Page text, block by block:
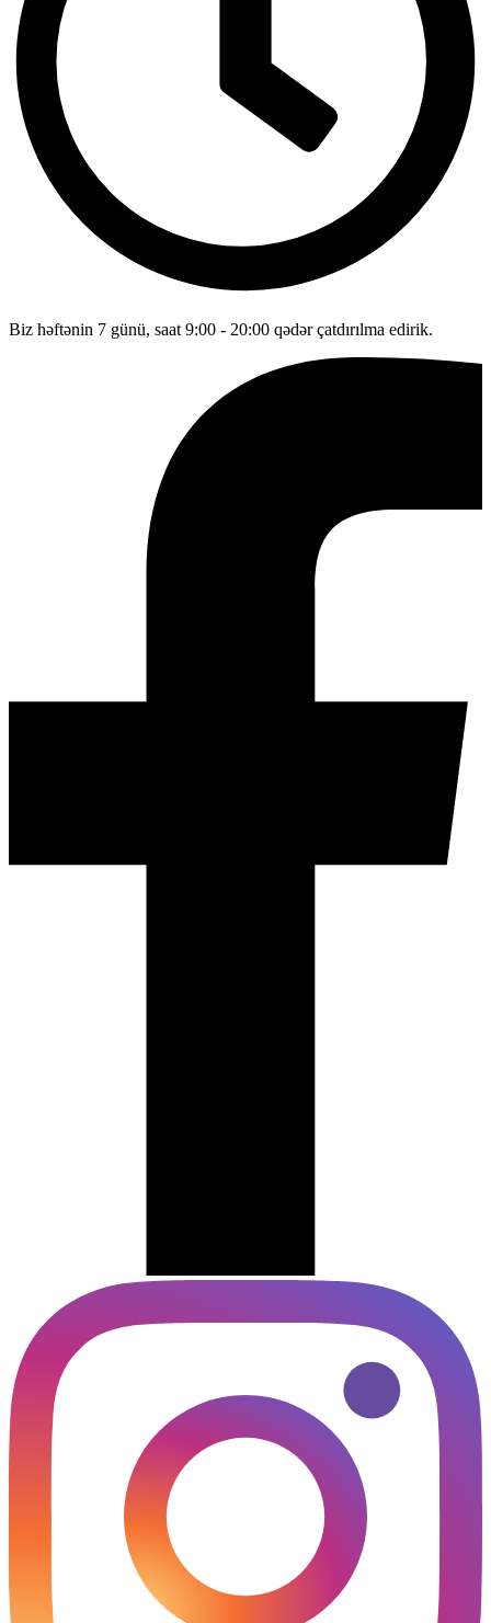
Biz həftənin 7 günü, saat 9:00 - 20:00 qədər çatdırılma edirik.